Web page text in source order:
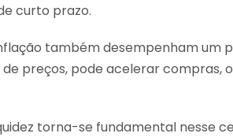
curto prazo.
também desempenham um
preços, pode acelerar compras,
torna-se fundamental nesse